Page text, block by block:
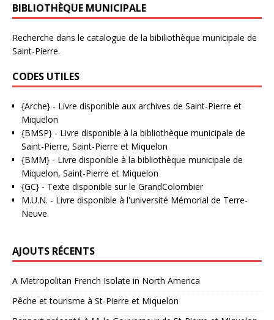
BIBLIOTHÈQUE MUNICIPALE
Recherche dans le catalogue de la bibiliothèque municipale de
Saint-Pierre.
CODES UTILES
{Arche} - Livre disponible aux archives de Saint-Pierre et
Miquelon
{BMSP} - Livre disponible à la bibliothèque municipale de
Saint-Pierre, Saint-Pierre et Miquelon
{BMM} - Livre disponible à la bibliothèque municipale de
Miquelon, Saint-Pierre et Miquelon
{GC} - Texte disponible sur le GrandColombier
M.U.N. - Livre disponible à l'université Mémorial de Terre-
Neuve.
AJOUTS RÉCENTS
A Metropolitan French Isolate in North America
Pêche et tourisme à St-Pierre et Miquelon